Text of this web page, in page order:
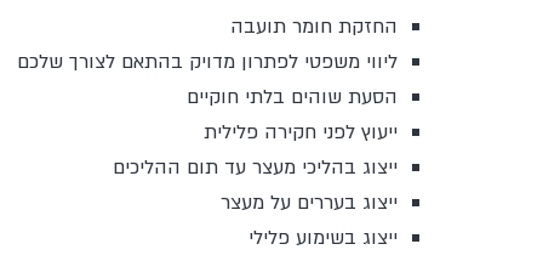
החזקת חומר תועבה
ליווי משפטי לפתרון מדויק בהתאם לצורך שלכם
הסעת שוהים בלתי חוקיים
ייעוץ לפני חקירה פלילית
ייצוג בהליכי מעצר עד תום ההליכים
ייצוג בעררים על מעצר
ייצוג בשימוע פלילי